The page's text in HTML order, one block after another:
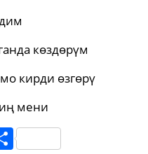
көздөрүм
кирди өзгөрү
мени
Share